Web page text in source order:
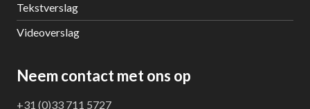
Tekstverslag
Videoverslag
Neem contact met ons op
+31 (0)33 711 5727